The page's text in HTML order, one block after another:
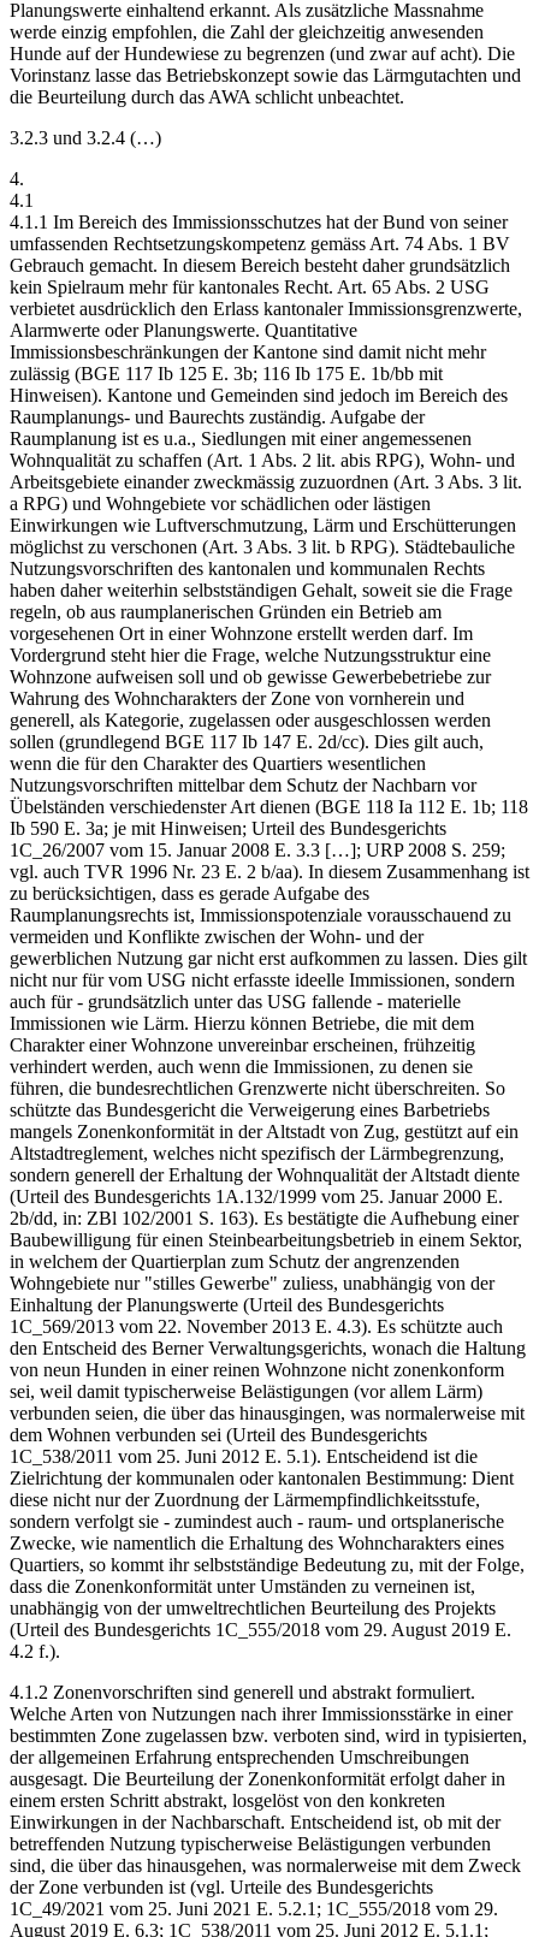
Planungswerte einhaltend erkannt. Als zusätzliche Massnahme
werde einzig empfohlen, die Zahl der gleichzeitig anwesenden
Hunde auf der Hundewiese zu begrenzen (und zwar auf acht). Die
Vorinstanz lasse das Betriebskonzept sowie das Lärmgutachten und
die Beurteilung durch das AWA schlicht unbeachtet.
3.2.3 und 3.2.4 (…)
4.
4.1
4.1.1 Im Bereich des Immissionsschutzes hat der Bund von seiner
umfassenden Rechtsetzungskompetenz gemäss Art. 74 Abs. 1 BV
Gebrauch gemacht. In diesem Bereich besteht daher grundsätzlich
kein Spielraum mehr für kantonales Recht. Art. 65 Abs. 2 USG
verbietet ausdrücklich den Erlass kantonaler Immissionsgrenzwerte,
Alarmwerte oder Planungswerte. Quantitative
Immissionsbeschränkungen der Kantone sind damit nicht mehr
zulässig (BGE 117 Ib 125 E. 3b; 116 Ib 175 E. 1b/bb mit
Hinweisen). Kantone und Gemeinden sind jedoch im Bereich des
Raumplanungs- und Baurechts zuständig. Aufgabe der
Raumplanung ist es u.a., Siedlungen mit einer angemessenen
Wohnqualität zu schaffen (Art. 1 Abs. 2 lit. abis RPG), Wohn- und
Arbeitsgebiete einander zweckmässig zuzuordnen (Art. 3 Abs. 3 lit.
a RPG) und Wohngebiete vor schädlichen oder lästigen
Einwirkungen wie Luftverschmutzung, Lärm und Erschütterungen
möglichst zu verschonen (Art. 3 Abs. 3 lit. b RPG). Städtebauliche
Nutzungsvorschriften des kantonalen und kommunalen Rechts
haben daher weiterhin selbstständigen Gehalt, soweit sie die Frage
regeln, ob aus raumplanerischen Gründen ein Betrieb am
vorgesehenen Ort in einer Wohnzone erstellt werden darf. Im
Vordergrund steht hier die Frage, welche Nutzungsstruktur eine
Wohnzone aufweisen soll und ob gewisse Gewerbebetriebe zur
Wahrung des Wohncharakters der Zone von vornherein und
generell, als Kategorie, zugelassen oder ausgeschlossen werden
sollen (grundlegend BGE 117 Ib 147 E. 2d/cc). Dies gilt auch,
wenn die für den Charakter des Quartiers wesentlichen
Nutzungsvorschriften mittelbar dem Schutz der Nachbarn vor
Übelständen verschiedenster Art dienen (BGE 118 Ia 112 E. 1b; 118
Ib 590 E. 3a; je mit Hinweisen; Urteil des Bundesgerichts
1C_26/2007 vom 15. Januar 2008 E. 3.3 […]; URP 2008 S. 259;
vgl. auch TVR 1996 Nr. 23 E. 2 b/aa). In diesem Zusammenhang ist
zu berücksichtigen, dass es gerade Aufgabe des
Raumplanungsrechts ist, Immissionspotenziale vorausschauend zu
vermeiden und Konflikte zwischen der Wohn- und der
gewerblichen Nutzung gar nicht erst aufkommen zu lassen. Dies gilt
nicht nur für vom USG nicht erfasste ideelle Immissionen, sondern
auch für - grundsätzlich unter das USG fallende - materielle
Immissionen wie Lärm. Hierzu können Betriebe, die mit dem
Charakter einer Wohnzone unvereinbar erscheinen, frühzeitig
verhindert werden, auch wenn die Immissionen, zu denen sie
führen, die bundesrechtlichen Grenzwerte nicht überschreiten. So
schützte das Bundesgericht die Verweigerung eines Barbetriebs
mangels Zonenkonformität in der Altstadt von Zug, gestützt auf ein
Altstadtreglement, welches nicht spezifisch der Lärmbegrenzung,
sondern generell der Erhaltung der Wohnqualität der Altstadt diente
(Urteil des Bundesgerichts 1A.132/1999 vom 25. Januar 2000 E.
2b/dd, in: ZBl 102/2001 S. 163). Es bestätigte die Aufhebung einer
Baubewilligung für einen Steinbearbeitungsbetrieb in einem Sektor,
in welchem der Quartierplan zum Schutz der angrenzenden
Wohngebiete nur "stilles Gewerbe" zuliess, unabhängig von der
Einhaltung der Planungswerte (Urteil des Bundesgerichts
1C_569/2013 vom 22. November 2013 E. 4.3). Es schützte auch
den Entscheid des Berner Verwaltungsgerichts, wonach die Haltung
von neun Hunden in einer reinen Wohnzone nicht zonenkonform
sei, weil damit typischerweise Belästigungen (vor allem Lärm)
verbunden seien, die über das hinausgingen, was normalerweise mit
dem Wohnen verbunden sei (Urteil des Bundesgerichts
1C_538/2011 vom 25. Juni 2012 E. 5.1). Entscheidend ist die
Zielrichtung der kommunalen oder kantonalen Bestimmung: Dient
diese nicht nur der Zuordnung der Lärmempfindlichkeitsstufe,
sondern verfolgt sie - zumindest auch - raum- und ortsplanerische
Zwecke, wie namentlich die Erhaltung des Wohncharakters eines
Quartiers, so kommt ihr selbstständige Bedeutung zu, mit der Folge,
dass die Zonenkonformität unter Umständen zu verneinen ist,
unabhängig von der umweltrechtlichen Beurteilung des Projekts
(Urteil des Bundesgerichts 1C_555/2018 vom 29. August 2019 E.
4.2 f.).
4.1.2 Zonenvorschriften sind generell und abstrakt formuliert.
Welche Arten von Nutzungen nach ihrer Immissionsstärke in einer
bestimmten Zone zugelassen bzw. verboten sind, wird in typisierten,
der allgemeinen Erfahrung entsprechenden Umschreibungen
ausgesagt. Die Beurteilung der Zonenkonformität erfolgt daher in
einem ersten Schritt abstrakt, losgelöst von den konkreten
Einwirkungen in der Nachbarschaft. Entscheidend ist, ob mit der
betreffenden Nutzung typischerweise Belästigungen verbunden
sind, die über das hinausgehen, was normalerweise mit dem Zweck
der Zone verbunden ist (vgl. Urteile des Bundesgerichts
1C_49/2021 vom 25. Juni 2021 E. 5.2.1; 1C_555/2018 vom 29.
August 2019 E. 6.3; 1C_538/2011 vom 25. Juni 2012 E. 5.1.1;